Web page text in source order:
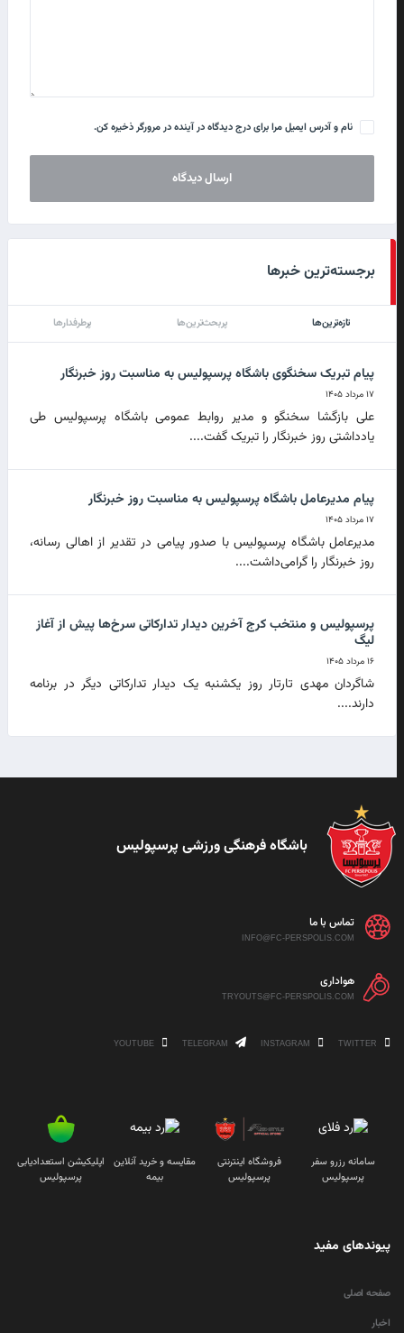
نام و آدرس ایمیل مرا برای درج دیدگاه در آینده در مرورگر ذخیره کن.
برجسته‌ترین خبرها
تازه‌ترین‌ها پربحث‌ترین‌ها پرطرفدارها
پیام تبریک سخنگوی باشگاه پرسپولیس به مناسبت روز خبرنگار
۱۷ مرداد ۱۴۰۵
علی بازگشا سخنگو و مدیر روابط عمومی باشگاه پرسپولیس طی
یادداشتی روز خبرنگار را تبریک گفت....
پیام مدیرعامل باشگاه پرسپولیس به مناسبت روز خبرنگار
۱۷ مرداد ۱۴۰۵
مدیرعامل باشگاه پرسپولیس با صدور پیامی در تقدیر از اهالی رسانه،
روز خبرنگار را گرامی‌داشت....
پرسپولیس و منتخب کرج آخرین دیدار تدارکاتی سرخ‌ها پیش از آغاز
لیگ
۱۶ مرداد ۱۴۰۵
شاگردان مهدی تارتار روز یکشنبه یک دیدار تدارکاتی دیگر در برنامه
دارند....
باشگاه فرهنگی ورزشی پرسپولیس
تماس با ما
INFO@FC-PERSPOLIS.COM
هواداری
TRYOUTS@FC-PERSPOLIS.COM
سامانه رزرو سفر
پرسپولیس
فروشگاه اینترنتی
پرسپولیس
مقایسه و خرید آنلاین
بیمه
اپلیکیشن استعدادیابی
پرسپولیس
پیوندهای مفید
صفحه اصلی
اخبار